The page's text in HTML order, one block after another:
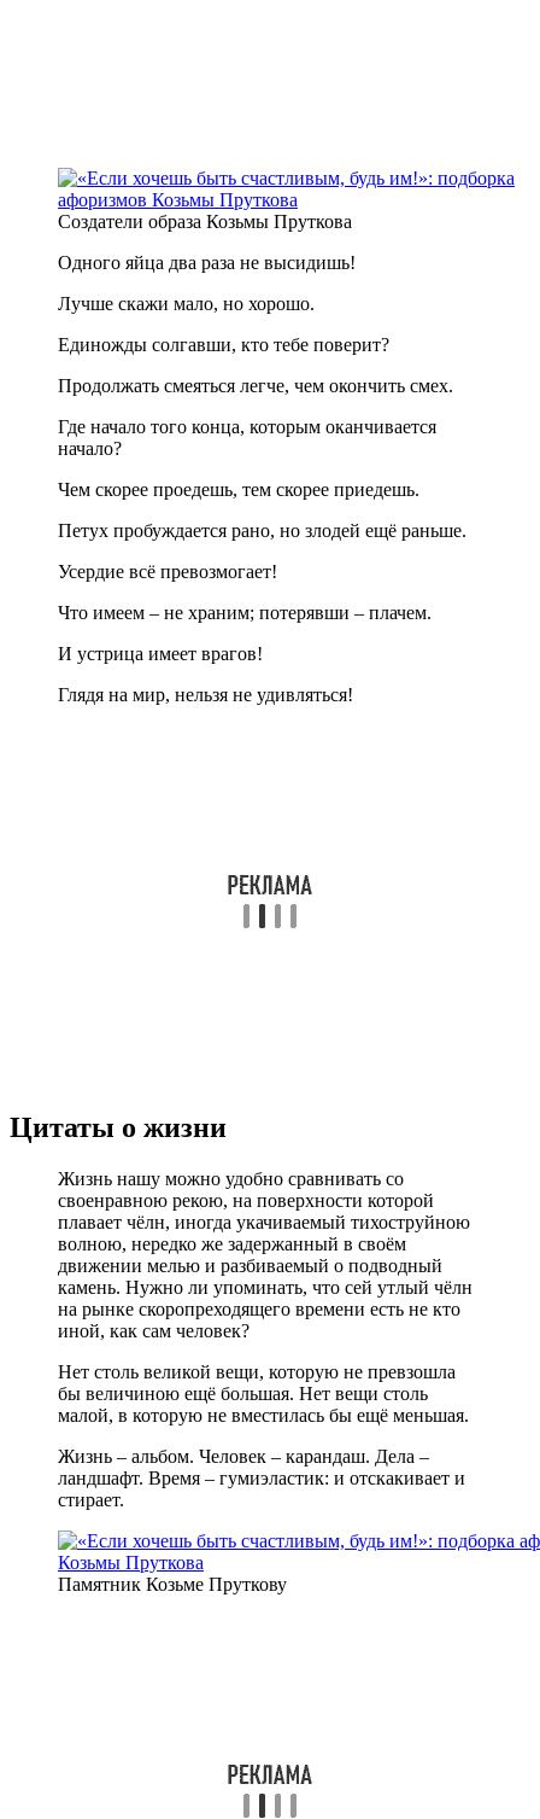
Создатели образа Козьмы Пруткова
Одного яйца два раза не высидишь!
Лучше скажи мало, но хорошо.
Единожды солгавши, кто тебе поверит?
Продолжать смеяться легче, чем окончить смех.
Где начало того конца, которым оканчивается
начало?
Чем скорее проедешь, тем скорее приедешь.
Петух пробуждается рано, но злодей ещё раньше.
Усердие всё превозмогает!
Что имеем – не храним; потерявши – плачем.
И устрица имеет врагов!
Глядя на мир, нельзя не удивляться!
Цитаты о жизни
Жизнь нашу можно удобно сравнивать со
своенравною рекою, на поверхности которой
плавает чёлн, иногда укачиваемый тихоструйною
волною, нередко же задержанный в своём
движении мелью и разбиваемый о подводный
камень. Нужно ли упоминать, что сей утлый чёлн
на рынке скоропреходящего времени есть не кто
иной, как сам человек?
Нет столь великой вещи, которую не превзошла
бы величиною ещё большая. Нет вещи столь
малой, в которую не вместилась бы ещё меньшая.
Жизнь – альбом. Человек – карандаш. Дела –
ландшафт. Время – гумиэластик: и отскакивает и
стирает.
Памятник Козьме Пруткову